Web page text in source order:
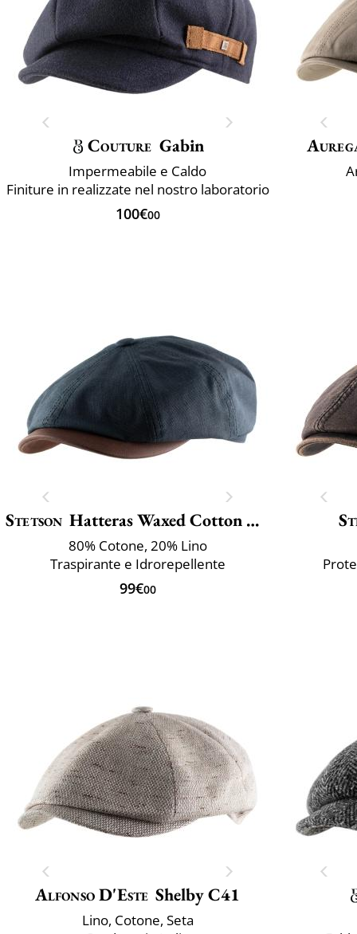
Couture Gabin
Impermeabile e Caldo
Finiture in realizzate nel nostro laboratorio
100€00
Stetson Hatteras Waxed Cotton Linen
80% Cotone, 20% Lino
Traspirante e Idrorepellente
99€00
Alfonso D'Este Shelby C41
Lino, Cotone, Seta